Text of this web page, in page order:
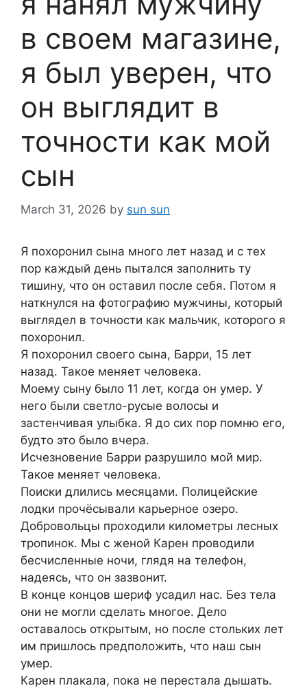
в своем магазине,
я был уверен, что
он выглядит в
точности как мой
сын
March 31, 2026 by sun sun
Я похоронил сына много лет назад и с тех
пор каждый день пытался заполнить ту
тишину, что он оставил после себя. Потом я
наткнулся на фотографию мужчины, который
выглядел в точности как мальчик, которого я
похоронил.
Я похоронил своего сына, Барри, 15 лет
назад. Такое меняет человека.
Моему сыну было 11 лет, когда он умер. У
него были светло-русые волосы и
застенчивая улыбка. Я до сих пор помню его,
будто это было вчера.
Исчезновение Барри разрушило мой мир.
Такое меняет человека.
Поиски длились месяцами. Полицейские
лодки прочёсывали карьерное озеро.
Добровольцы проходили километры лесных
тропинок. Мы с женой Карен проводили
бесчисленные ночи, глядя на телефон,
надеясь, что он зазвонит.
В конце концов шериф усадил нас. Без тела
они не могли сделать многое. Дело
оставалось открытым, но после стольких лет
им пришлось предположить, что наш сын
умер.
Карен плакала, пока не перестала дышать.